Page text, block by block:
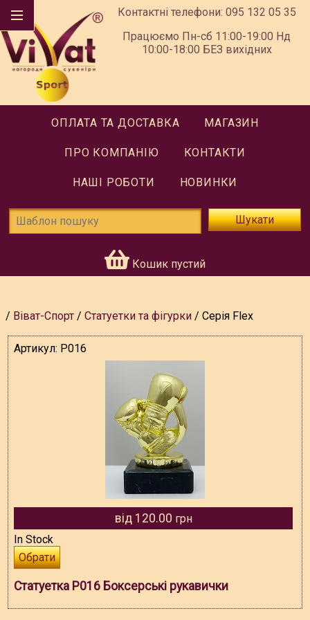
Контактні телефони: 095 132 05 35
Працюємо Пн-сб 11:00-19:00 Нд
10:00-18:00 БЕЗ вихідних
ОПЛАТА ТА ДОСТАВКА МАГАЗИН
ПРО КОМПАНІЮ КОНТАКТИ
НАШІ РОБОТИ НОВИНКИ
Шукати
Кошик пустий
Віват-Спорт Статуетки та фігурки Серія Flex
Артикул: P016
від 120.00 грн
In Stock
Обрати
Статуетка P016 Боксерські рукавички